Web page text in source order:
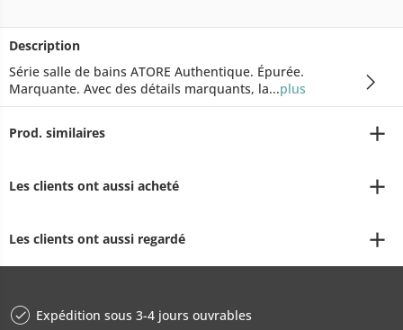
Description
Série salle de bains ATORE Authentique. Épurée.
Marquante. Avec des détails marquants, la...plus
Prod. similaires
Les clients ont aussi acheté
Les clients ont aussi regardé
Expédition sous 3-4 jours ouvrables